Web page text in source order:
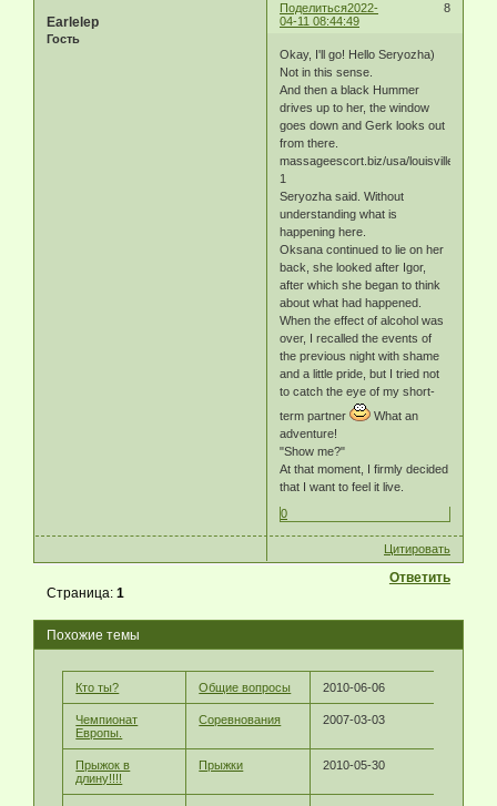
Поделиться 8
2022-
04-11 08:44:49
Earlelep
Гость
Okay, I'll go! Hello Seryozha)
Not in this sense.
And then a black Hummer
drives up to her, the window
goes down and Gerk looks out
from there.
massageescort.biz/usa/louisville-
1
Seryozha said. Without
understanding what is
happening here.
Oksana continued to lie on her
back, she looked after Igor,
after which she began to think
about what had happened.
When the effect of alcohol was
over, I recalled the events of
the previous night with shame
and a little pride, but I tried not
to catch the eye of my short-
term partner
What an
adventure!
"Show me?"
At that moment, I firmly decided
that I want to feel it live.
0
Цитировать
Ответить
Страница:1
Похожие темы
Кто ты? Общие вопросы 2010-06-06
Чемпионат
Европы.
Соревнования 2007-03-03
Прыжок в
длину!!!!
Прыжки 2010-05-30